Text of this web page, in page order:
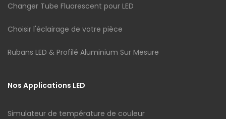
Changer Tube Fluorescent pour LED
Choisir l'éclairage de votre pièce
Rubans LED & Profilé Aluminium Sur Mesure
Nos Applications LED
Simulateur de température de couleur